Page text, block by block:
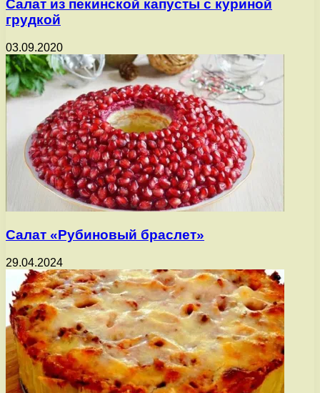
Салат из пекинской капусты с куриной
грудкой
03.09.2020
Салат «Рубиновый браслет»
29.04.2024